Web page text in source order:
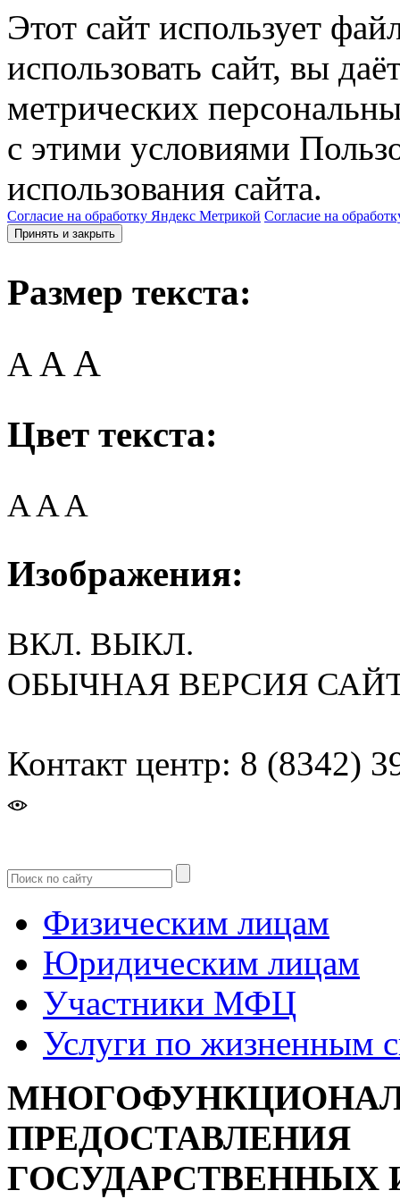
Этот сайт использует
использовать сайт, вы
метрических
с этими условиями
использования сайта.
Согласие на обработку Яндекс Метрикой Согласие на
Принять и закрыть
Размер текста:
A AA
Цвет текста:
AAA
Изображения:
ВКЛ. ВЫКЛ.
ОБЫЧНАЯ ВЕРСИЯ
Контакт центр: 8 (8342)
Физическим лицам
Юридическим лицам
Участники МФЦ
Услуги по жизненным
ПРЕДОСТАВЛЕНИЯ